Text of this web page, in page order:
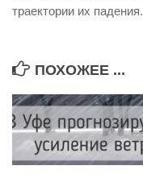
траектории их падения.
ПОХОЖЕЕ ...